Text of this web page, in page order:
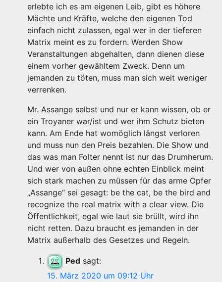
erlebte ich es am eigenen Leib, gibt es höhere
Mächte und Kräfte, welche den eigenen Tod
einfach nicht zulassen, egal wer in der tieferen
Matrix meint es zu fordern. Werden Show
Veranstaltungen abgehalten, dann dienen diese
einem vorher gewähltem Zweck. Denn um
jemanden zu töten, muss man sich weit weniger
verrenken.
Mr. Assange selbst und nur er kann wissen, ob er
ein Troyaner war/ist und wer ihm Schutz bieten
kann. Am Ende hat womöglich längst verloren
und muss nun den Preis bezahlen. Die Show und
das was man Folter nennt ist nur das Drumherum.
Und wer von außen ohne echten Einblick meint
sich stark machen zu müssen für das arme Opfer
„Assange“ sei gesagt: be the cat, be the bird and
recognize the real matrix with a clear view. Die
Öffentlichkeit, egal wie laut sie brüllt, wird ihn
nicht retten. Dazu braucht es jemanden in der
Matrix außerhalb des Gesetzes und Regeln.
Ped sagt:
15. März 2020 um 09:12 Uhr